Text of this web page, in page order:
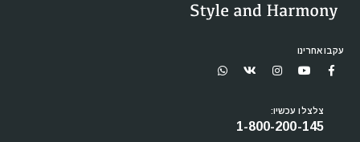
עקבו אחרינו
צלצלו עכשיו:
1-800-200-145